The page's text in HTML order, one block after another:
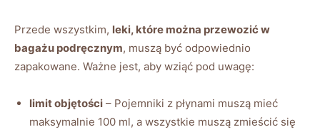
Przede wszystkim, leki, które można przewozić w
bagażu podręcznym, muszą być odpowiednio
zapakowane. Ważne jest, aby wziąć pod uwagę:
limit objętości – Pojemniki z płynami muszą mieć
maksymalnie 100 ml, a wszystkie muszą zmieścić się